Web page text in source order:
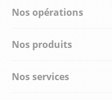
Nos opérations
Nos produits
Nos services